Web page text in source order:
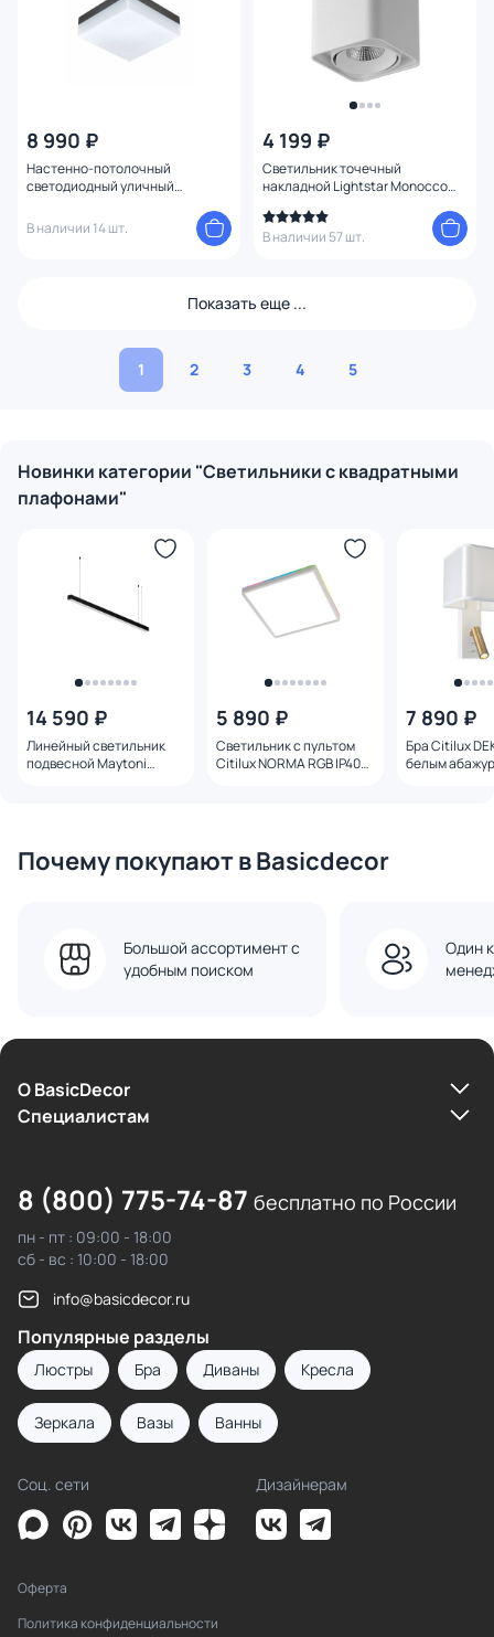
8 990 ₽
Настенно-потолочный
светодиодный уличный
В наличии 14 шт.
4 199 ₽
Светильник точечный
накладной Lightstar Monocco
В наличии 57 шт.
Показать еще ...
1 2 3 4 5
Новинки категории "Светильники с квадратными
плафонами"
14 590 ₽
Линейный светильник
подвесной Maytoni
5 890 ₽
Светильник с пультом
Citilux NORMA RGB IP40
7 890 ₽
Бра Citilux
белым
Почему покупают в Basicdecor
Большой ассортимент с
удобным поиском
Один
О BasicDecor
Cпециалистам
8 (800) 775-74-87 бесплатно по России
пн - пт : 09:00 - 18:00
сб - вс : 10:00 - 18:00
info@basicdecor.ru
Популярные разделы
Люстры Бра Диваны Кресла
Зеркала Вазы Ванны
Соц. сети Дизайнерам
Оферта
Политика конфиденциальности